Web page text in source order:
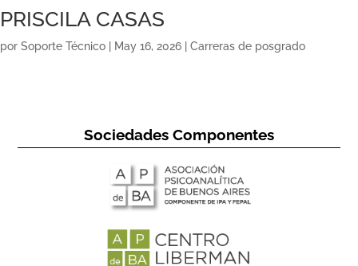
PRISCILA CASAS
por Soporte Técnico May 16, 2026 Carreras de posgrado
Sociedades Componentes